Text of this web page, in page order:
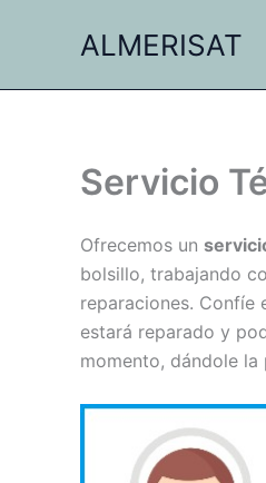
ALMERISAT
Servicio
Ofrecemos un
bolsillo, trabajando
reparaciones. Confíe
estará reparado y
momento, dándole